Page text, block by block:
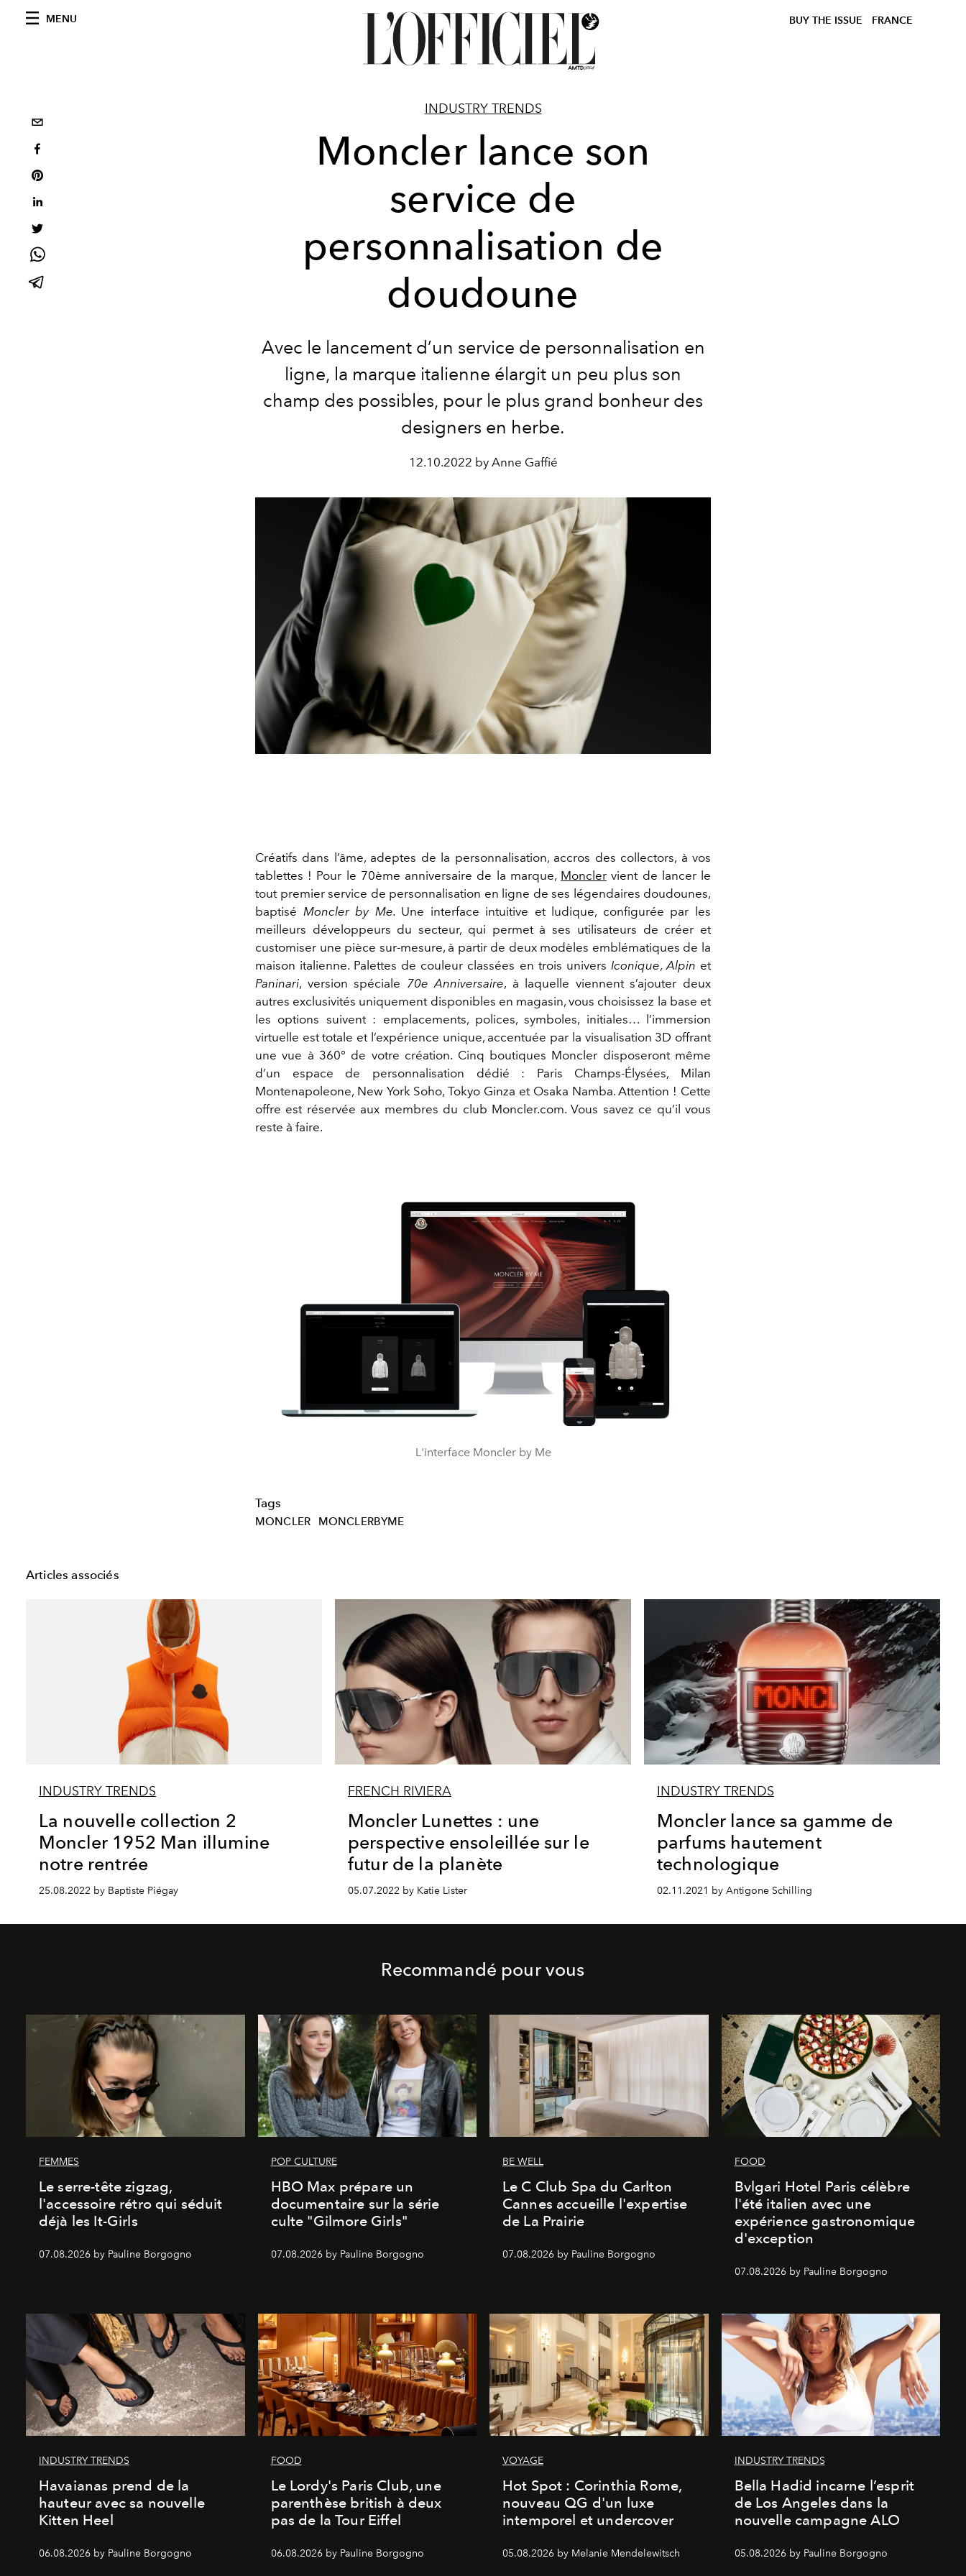
MENU BUY THE ISSUE FRANCE
INDUSTRY TRENDS
Moncler lance son
service de
personnalisation de
doudoune
Avec le lancement d’un service de personnalisation en
ligne, la marque italienne élargit un peu plus son
champ des possibles, pour le plus grand bonheur des
designers en herbe.
12.10.2022 by Anne Gaffié
Créatifs dans l’âme, adeptes de la personnalisation, accros des collectors, à vos
tablettes ! Pour le 70ème anniversaire de la marque, Moncler vient de lancer le
tout premier service de personnalisation en ligne de ses légendaires doudounes,
baptisé Moncler by Me. Une interface intuitive et ludique, configurée par les
meilleurs développeurs du secteur, qui permet à ses utilisateurs de créer et
customiser une pièce sur-mesure, à partir de deux modèles emblématiques de la
maison italienne. Palettes de couleur classées en trois univers Iconique, Alpin et
Paninari, version spéciale 70e Anniversaire, à laquelle viennent s’ajouter deux
autres exclusivités uniquement disponibles en magasin, vous choisissez la base et
les options suivent : emplacements, polices, symboles, initiales… l’immersion
virtuelle est totale et l’expérience unique, accentuée par la visualisation 3D offrant
une vue à 360° de votre création. Cinq boutiques Moncler disposeront même
d’un espace de personnalisation dédié : Paris Champs-Élysées, Milan
Montenapoleone, New York Soho, Tokyo Ginza et Osaka Namba. Attention ! Cette
offre est réservée aux membres du club Moncler.com. Vous savez ce qu’il vous
reste à faire.
L'interface Moncler by Me
Tags
MONCLER MONCLERBYME
Articles associés
INDUSTRY TRENDS
La nouvelle collection 2
Moncler 1952 Man illumine
notre rentrée
25.08.2022 by Baptiste Piégay
FRENCH RIVIERA
Moncler Lunettes : une
perspective ensoleillée sur le
futur de la planète
05.07.2022 by Katie Lister
INDUSTRY TRENDS
Moncler lance sa gamme de
parfums hautement
technologique
02.11.2021 by Antigone Schilling
Recommandé pour vous
FEMMES
Le serre-tête zigzag,
l'accessoire rétro qui séduit
déjà les It-Girls
07.08.2026 by Pauline Borgogno
POP CULTURE
HBO Max prépare un
documentaire sur la série
culte "Gilmore Girls"
07.08.2026 by Pauline Borgogno
BE WELL
Le C Club Spa du Carlton
Cannes accueille l'expertise
de La Prairie
07.08.2026 by Pauline Borgogno
FOOD
Bvlgari Hotel Paris célèbre
l'été italien avec une
expérience gastronomique
d'exception
07.08.2026 by Pauline Borgogno
INDUSTRY TRENDS
Havaianas prend de la
hauteur avec sa nouvelle
Kitten Heel
06.08.2026 by Pauline Borgogno
FOOD
Le Lordy's Paris Club, une
parenthèse british à deux
pas de la Tour Eiffel
06.08.2026 by Pauline Borgogno
VOYAGE
Hot Spot : Corinthia Rome,
nouveau QG d'un luxe
intemporel et undercover
05.08.2026 by Melanie Mendelewitsch
INDUSTRY TRENDS
Bella Hadid incarne l’esprit
de Los Angeles dans la
nouvelle campagne ALO
05.08.2026 by Pauline Borgogno